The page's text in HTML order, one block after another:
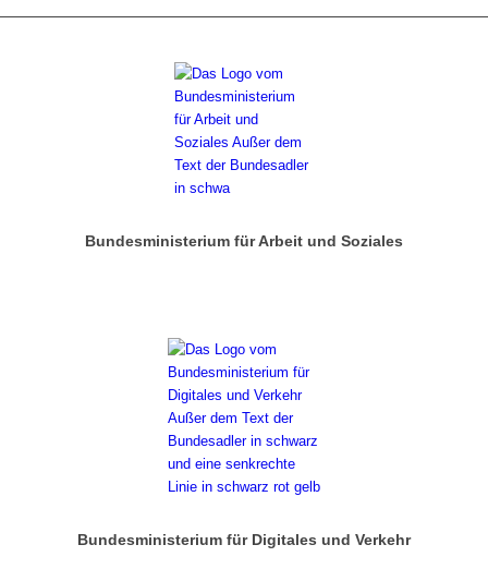
Bundesministerium für Arbeit und Soziales
Bundesministerium für Digitales und Verkehr